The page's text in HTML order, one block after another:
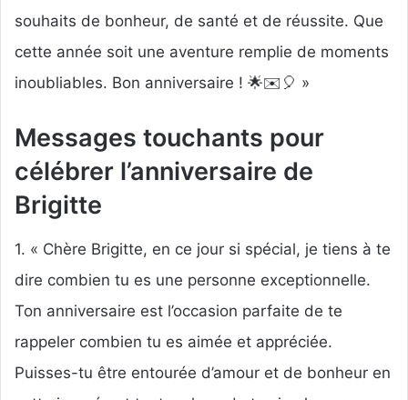
souhaits de bonheur, de santé et de réussite. Que
cette année soit une aventure remplie de moments
inoubliables. Bon anniversaire ! 🌟✉️🎈 »
Messages touchants pour
célébrer l’anniversaire de
Brigitte
1. « Chère Brigitte, en ce jour si spécial, je tiens à te
dire combien tu es une personne exceptionnelle.
Ton anniversaire est l’occasion parfaite de te
rappeler combien tu es aimée et appréciée.
Puisses-tu être entourée d’amour et de bonheur en